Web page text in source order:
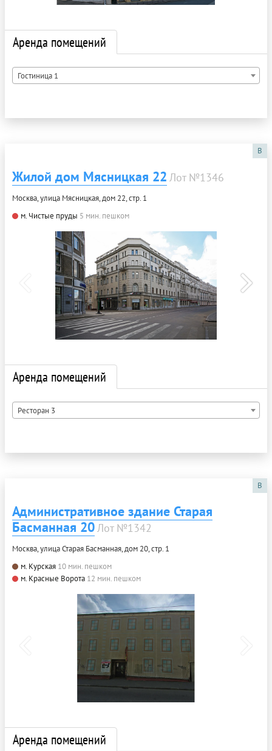
Аренда помещений
Гостиница 1
B
Жилой дом Мясницкая 22 Лот №1346
Москва, улица Мясницкая, дом 22, стр. 1
м. Чистые пруды 5 мин. пешком
Аренда помещений
Ресторан 3
B
Административное здание Старая
Басманная 20Лот №1342
Москва, улица Старая Басманная, дом 20, стр. 1
м. Курская 10 мин. пешком
м. Красные Ворота 12 мин. пешком
Аренда помещений